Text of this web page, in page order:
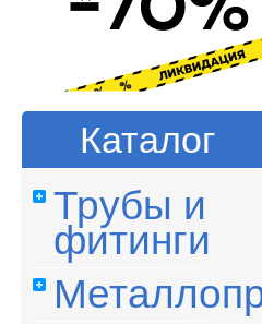
Каталог
Трубы и
фитинги